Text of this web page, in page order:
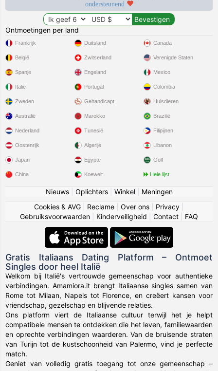
ondersteunend
Ontmoetingen per land
Frankrijk
België
Spanje
Italië
Zweden
Duitsland
Zwitserland
Engeland
Portugal
Gehandicapt
Canada
Verenigde Staten
Mexico
Colombia
Huisdieren
Australië
Nederland
Oostenrijk
Japan
China
Marokko
Tunesië
Algerije
Egypte
Koeweit
Brazilië
Filipijnen
Libanon
Golf
Hele lijst
Nieuws| Oplichters| Winkel| Meningen
Cookies & AVG
Reclame Over ons Privacy
Gebruiksvoorwaarden
Kinderveiligheid Contact FAQ
Gratis Italiaans Dating Platform – Ontmoet
Singles door heel Italië
Welkom bij Italië's vertrouwde gemeenschap voor authentieke
verbindingen. Amamiora.it brengt Italiaanse singles samen van
Rome tot Milaan, Napels tot Florence, en creëert kansen voor
vriendschap, gezelschap en blijvende relaties.
Ons platform viert de Italiaanse cultuur terwijl het je helpt
compatibele mensen te ontdekken die het leven, familiewaarden
en oprechte verbindingen waarderen. Van de bruisende straten
van Turijn tot de kustschoonheid van Palermo, vind je perfecte
match.
Geniet van volledig gratis toegang tot onze gemeenschap –